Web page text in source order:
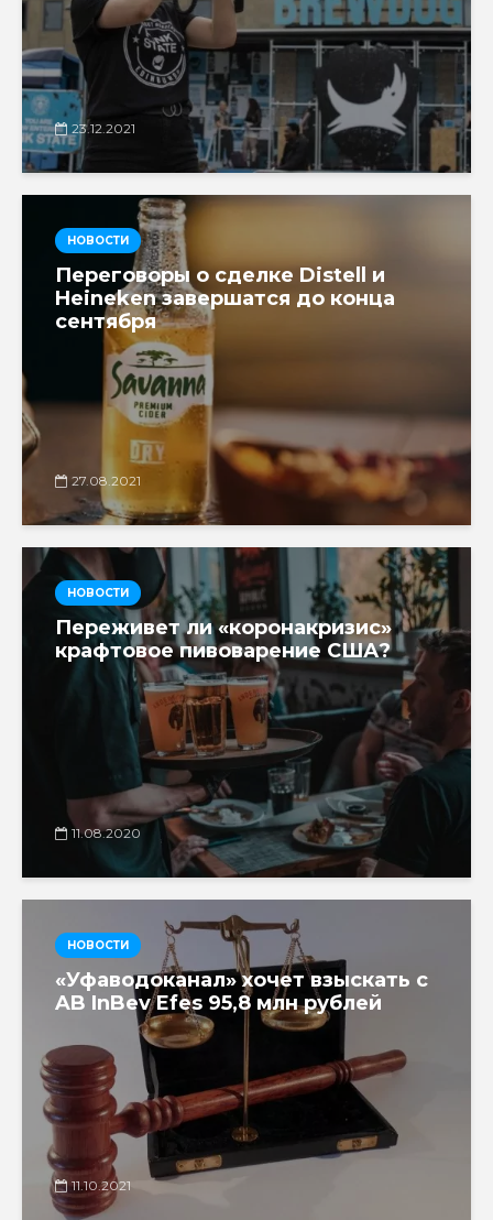
23.12.2021
НОВОСТИ
Переговоры о сделке Distell и
Heineken завершатся до конца
сентября
27.08.2021
НОВОСТИ
Переживет ли «коронакризис»
крафтовое пивоварение США?
11.08.2020
НОВОСТИ
«Уфаводоканал» хочет взыскать с
AB InBev Efes 95,8 млн рублей
11.10.2021